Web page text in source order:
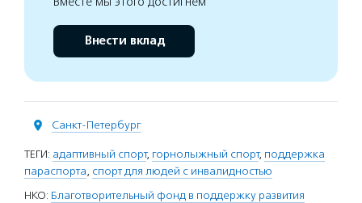
Внести вклад
Санкт-Петербург
ТЕГИ: адаптивный спорт, горнолыжный спорт, поддержка
параспорта, спорт для людей с инвалидностью
НКО: Благотворительный фонд в поддержку развития